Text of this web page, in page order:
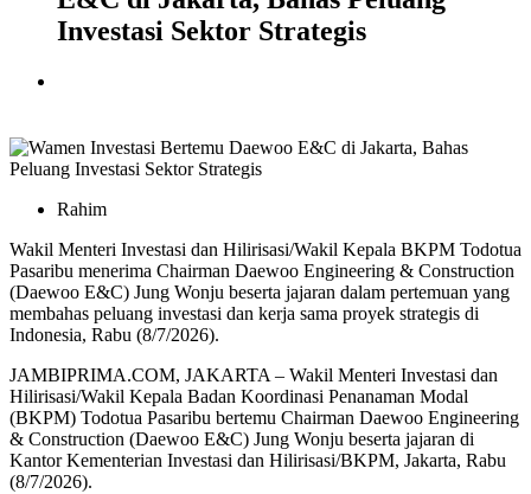
Investasi Sektor Strategis
Rahim
Wakil Menteri Investasi dan Hilirisasi/Wakil Kepala BKPM Todotua
Pasaribu menerima Chairman Daewoo Engineering & Construction
(Daewoo E&C) Jung Wonju beserta jajaran dalam pertemuan yang
membahas peluang investasi dan kerja sama proyek strategis di
Indonesia, Rabu (8/7/2026).
JAMBIPRIMA.COM, JAKARTA – Wakil Menteri Investasi dan
Hilirisasi/Wakil Kepala Badan Koordinasi Penanaman Modal
(BKPM) Todotua Pasaribu bertemu Chairman Daewoo Engineering
& Construction (Daewoo E&C) Jung Wonju beserta jajaran di
Kantor Kementerian Investasi dan Hilirisasi/BKPM, Jakarta, Rabu
(8/7/2026).